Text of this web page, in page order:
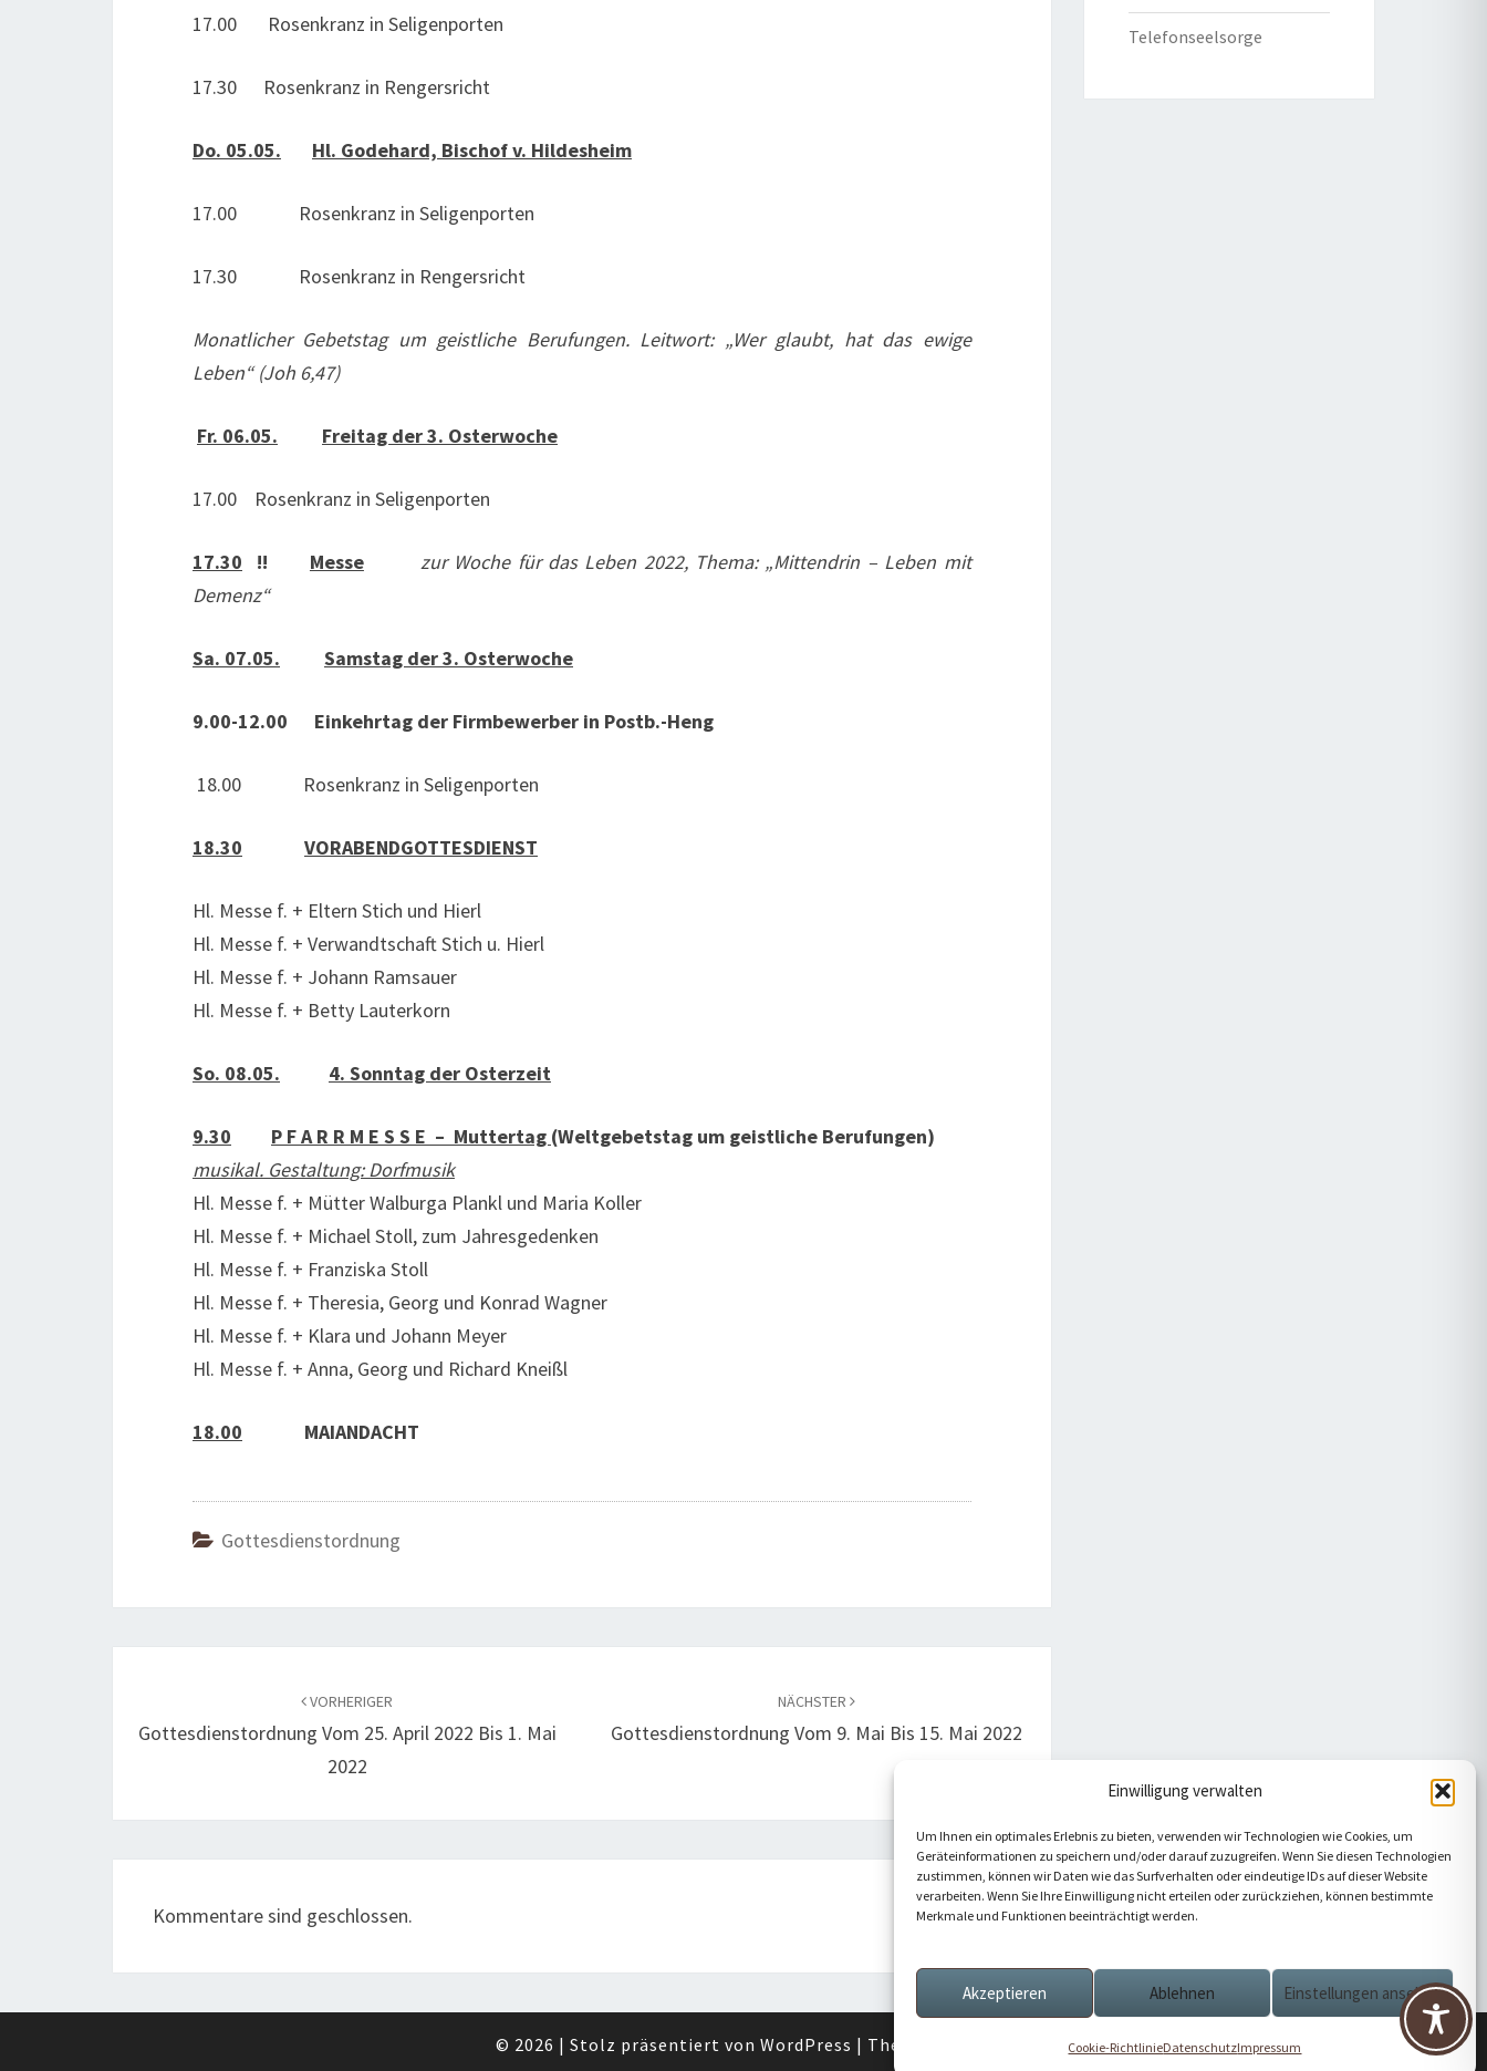
Einwilligung verwalten
Um Ihnen ein optimales Erlebnis zu bieten, verwenden wir Technologien wie Cookies, um
Geräteinformationen zu speichern und/oder darauf zuzugreifen. Wenn Sie diesen Technologien
zustimmen, können wir Daten wie das Surfverhalten oder eindeutige IDs auf dieser Website
verarbeiten. Wenn Sie Ihre Einwilligung nicht erteilen oder zurückziehen, können bestimmte
Merkmale und Funktionen beeinträchtigt werden.
Akzeptieren Ablehnen Einstellungen ansehen
Cookie-RichtlinieDatenschutzImpressum
17.00 Rosenkranz in Seligenporten
17.30 Rosenkranz in Rengersricht
Do. 05.05. Hl. Godehard, Bischof v. Hildesheim
17.00 Rosenkranz in Seligenporten
17.30 Rosenkranz in Rengersricht
Monatlicher Gebetstag um geistliche Berufungen. Leitwort: „Wer glaubt, hat das ewige
Leben“ (Joh 6,47)
Fr. 06.05. Freitag der 3. Osterwoche
17.00 Rosenkranz in Seligenporten
17.30 !! Messe
zur Woche für das Leben 2022, Thema: „Mittendrin – Leben mit
Demenz“
Sa. 07.05. Samstag der 3. Osterwoche
9.00-12.00 Einkehrtag der Firmbewerber in Postb.-Heng
18.00 Rosenkranz in Seligenporten
18.30 VORABENDGOTTESDIENST
Hl. Messe f. + Eltern Stich und Hierl
Hl. Messe f. + Verwandtschaft Stich u. Hierl
Hl. Messe f. + Johann Ramsauer
Hl. Messe f. + Betty Lauterkorn
So. 08.05. 4. Sonntag der Osterzeit
9.30 P F A R R M E S S E – Muttertag (Weltgebetstag um geistliche Berufungen)
musikal. Gestaltung: Dorfmusik
Hl. Messe f. + Mütter Walburga Plankl und Maria Koller
Hl. Messe f. + Michael Stoll, zum Jahresgedenken
Hl. Messe f. + Franziska Stoll
Hl. Messe f. + Theresia, Georg und Konrad Wagner
Hl. Messe f. + Klara und Johann Meyer
Hl. Messe f. + Anna, Georg und Richard Kneißl
18.00 MAIANDACHT
Gottesdienstordnung
VORHERIGER
Gottesdienstordnung Vom 25. April 2022 Bis 1. Mai
2022
NÄCHSTER
Gottesdienstordnung Vom 9. Mai Bis 15. Mai 2022
Kommentare sind geschlossen.
Telefonseelsorge
© 2026 | Stolz präsentiert von WordPress | Theme: